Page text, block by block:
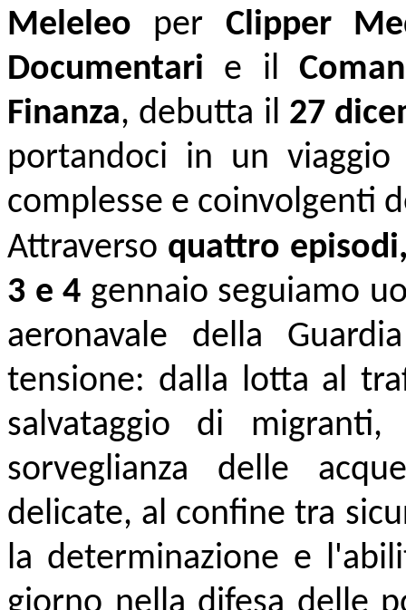
Meleleo per Clipper
Documentari e il
Finanza, debutta il 27
portandoci in un
complesse e coinvolgenti
Attraverso quattro
3 e 4 gennaio seguiamo
aeronavale della
tensione: dalla lotta al
salvataggio di
sorveglianza delle
delicate, al confine tra
la determinazione e